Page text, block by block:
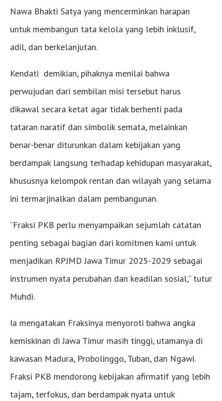
Nawa Bhakti Satya yang mencerminkan harapan
untuk membangun tata kelola yang lebih inklusif,
adil, dan berkelanjutan.
Kendati demikian, pihaknya menilai bahwa
perwujudan dari sembilan misi tersebut harus
dikawal secara ketat agar tidak berhenti pada
tataran naratif dan simbolik semata, melainkan
benar-benar diturunkan dalam kebijakan yang
berdampak langsung terhadap kehidupan masyarakat,
khususnya kelompok rentan dan wilayah yang selama
ini termarjinalkan dalam pembangunan.
“Fraksi PKB perlu menyampaikan sejumlah catatan
penting sebagai bagian dari komitmen kami untuk
menjadikan RPJMD Jawa Timur 2025-2029 sebagai
instrumen nyata perubahan dan keadilan sosial,” tutur
Muhdi.
Ia mengatakan Fraksinya menyoroti bahwa angka
kemiskinan di Jawa Timur masih tinggi, utamanya di
kawasan Madura, Probolinggo, Tuban, dan Ngawi.
Fraksi PKB mendorong kebijakan afirmatif yang lebih
tajam, terfokus, dan berdampak nyata untuk